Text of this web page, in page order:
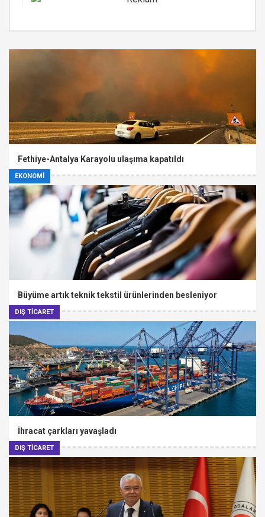
EKONOMİ
Fethiye-Antalya Karayolu ulaşıma kapatıldı
DIŞ TİCARET
Büyüme artık teknik tekstil ürünlerinden besleniyor
DIŞ TİCARET
İhracat çarkları yavaşladı